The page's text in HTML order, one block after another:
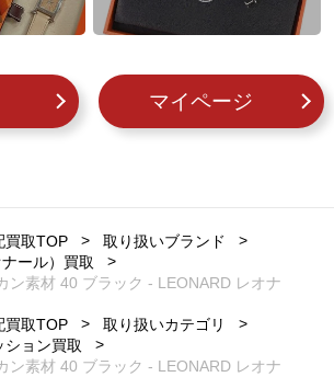
マイページ
買取TOP
取り扱いブランド
ール）買取
ン素材 40 ブラック - LEONARD レオナ
買取TOP
取り扱いカテゴリ
ション買取
ン素材 40 ブラック - LEONARD レオナ